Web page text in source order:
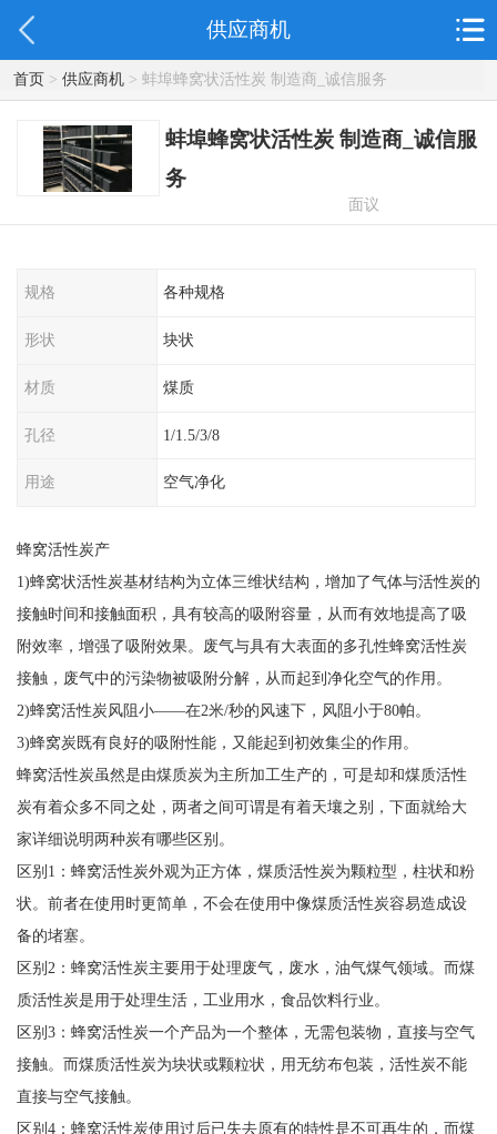
供应商机
首页> 供应商机> 蚌埠蜂窝状活性炭 制造商_诚信服务
蚌埠蜂窝状活性炭 制造商_诚信服
务
面议
规格 各种规格
形状 块状
材质 煤质
孔径 1/1.5/3/8
用途 空气净化
蜂窝活性炭产
1)蜂窝状活性炭基材结构为立体三维状结构，增加了气体与活性炭的
接触时间和接触面积，具有较高的吸附容量，从而有效地提高了吸
附效率，增强了吸附效果。废气与具有大表面的多孔性蜂窝活性炭
接触，废气中的污染物被吸附分解，从而起到净化空气的作用。
2)蜂窝活性炭风阻小——在2米/秒的风速下，风阻小于80帕。
3)蜂窝炭既有良好的吸附性能，又能起到初效集尘的作用。
蜂窝活性炭虽然是由煤质炭为主所加工生产的，可是却和煤质活性
炭有着众多不同之处，两者之间可谓是有着天壤之别，下面就给大
家详细说明两种炭有哪些区别。
区别1：蜂窝活性炭外观为正方体，煤质活性炭为颗粒型，柱状和粉
状。前者在使用时更简单，不会在使用中像煤质活性炭容易造成设
备的堵塞。
区别2：蜂窝活性炭主要用于处理废气，废水，油气煤气领域。而煤
质活性炭是用于处理生活，工业用水，食品饮料行业。
区别3：蜂窝活性炭一个产品为一个整体，无需包装物，直接与空气
接触。而煤质活性炭为块状或颗粒状，用无纺布包装，活性炭不能
直接与空气接触。
区别4：蜂窝活性炭使用过后已失去原有的特性是不可再生的，而煤